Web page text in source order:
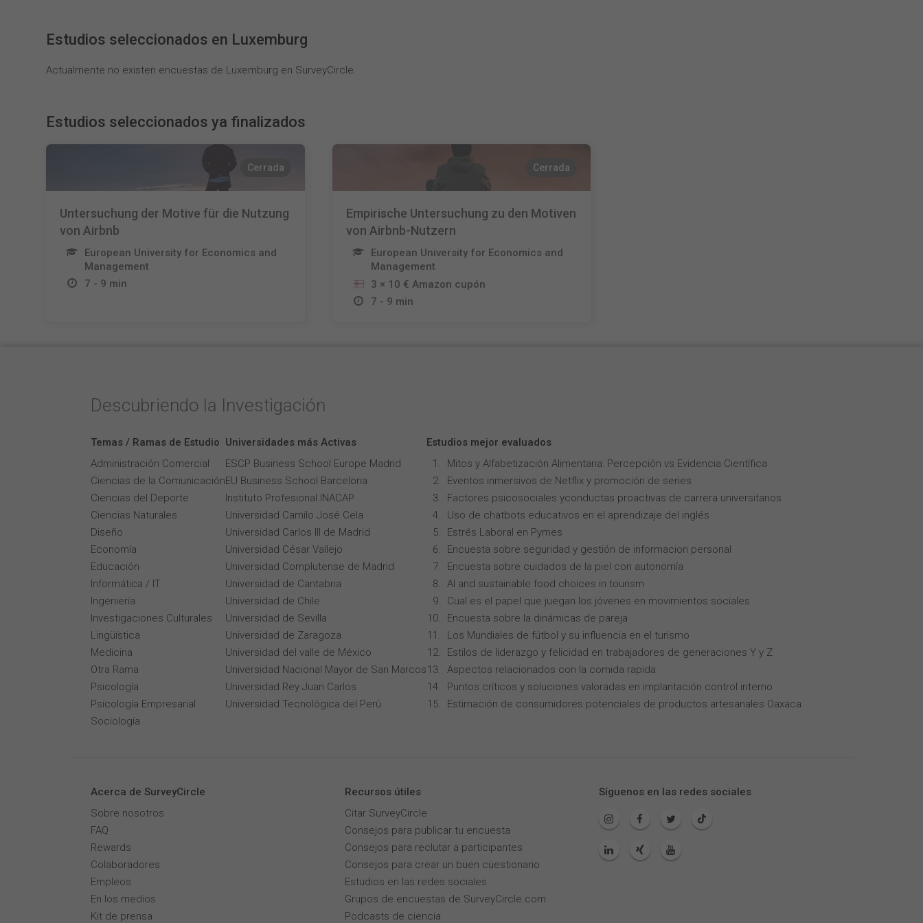
Estudios seleccionados en Luxemburg
Actualmente no existen encuestas de Luxemburg en SurveyCircle.
Estudios seleccionados ya finalizados
Cerrada
Untersuchung der Motive für die Nutzung
von Airbnb
European University for Economics and
Management
7 - 9 min
Cerrada
Empirische Untersuchung zu den Motiven
von Airbnb-Nutzern
European University for Economics and
Management
3 × 10 € Amazon cupón
7 - 9 min
Descubriendo la Investigación
Temas / Ramas de Estudio
Administración Comercial
Ciencias de la Comunicación
Ciencias del Deporte
Ciencias Naturales
Diseño
Economía
Educación
Informática / IT
Ingeniería
Investigaciones Culturales
Lingüística
Medicina
Otra Rama
Psicología
Psicología Empresarial
Sociología
Universidades más Activas
ESCP Business School Europe Madrid
EU Business School Barcelona
Instituto Profesional INACAP
Universidad Camilo José Cela
Universidad Carlos III de Madrid
Universidad César Vallejo
Universidad Complutense de Madrid
Universidad de Cantabria
Universidad de Chile
Universidad de Sevilla
Universidad de Zaragoza
Universidad del valle de México
Universidad Nacional Mayor de San Marcos
Universidad Rey Juan Carlos
Universidad Tecnológica del Perú
Estudios mejor evaluados
Mitos y Alfabetización Alimentaria: Percepción vs Evidencia Científica
Eventos inmersivos de Netflix y promoción de series
Factores psicosociales yconductas proactivas de carrera universitarios
Uso de chatbots educativos en el aprendizaje del inglés
Estrés Laboral en Pymes
Encuesta sobre seguridad y gestión de informacion personal
Encuesta sobre cuidados de la piel con autonomía
AI and sustainable food choices in tourism
Cual es el papel que juegan los jóvenes en movimientos sociales
Encuesta sobre la dinámicas de pareja
Los Mundiales de fútbol y su influencia en el turismo
Estilos de liderazgo y felicidad en trabajadores de generaciones Y y Z
Aspectos relacionados con la comida rapida
Puntos críticos y soluciones valoradas en implantación control interno
Estimación de consumidores potenciales de productos artesanales Oaxaca
Acerca de SurveyCircle
Sobre nosotros
FAQ
Rewards
Colaboradores
Empleos
En los medios
Kit de prensa
Recursos útiles
Citar SurveyCircle
Consejos para publicar tu encuesta
Consejos para reclutar a participantes
Consejos para crear un buen cuestionario
Estudios en las redes sociales
Grupos de encuestas de SurveyCircle.com
Podcasts de ciencia
Síguenos en las redes sociales